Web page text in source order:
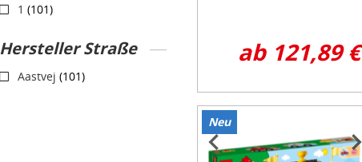
1 (101)
Hersteller 󠀲Straße
Aastvej (101)
ab 121,89 €
Neu
Item